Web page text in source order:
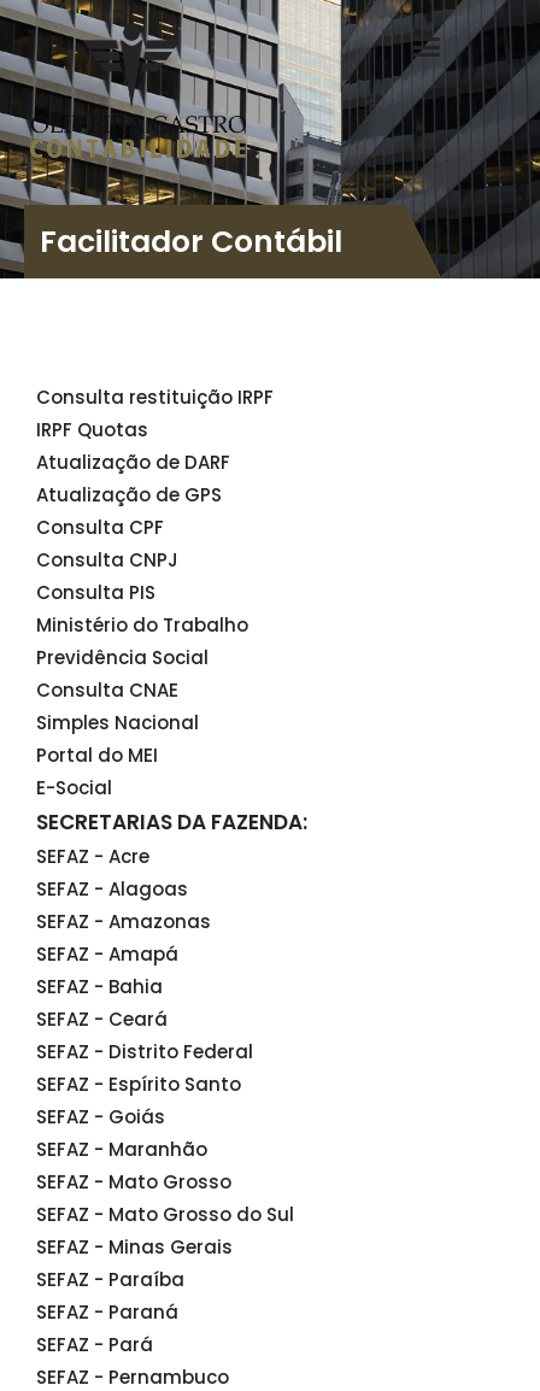
Facilitador Contábil
Consulta restituição IRPF
IRPF Quotas
Atualização de DARF
Atualização de GPS
Consulta CPF
Consulta CNPJ
Consulta PIS
Ministério do Trabalho
Previdência Social
Consulta CNAE
Simples Nacional
Portal do MEI
E-Social
SECRETARIAS DA FAZENDA:
SEFAZ - Acre
SEFAZ - Alagoas
SEFAZ - Amazonas
SEFAZ - Amapá
SEFAZ - Bahia
SEFAZ - Ceará
SEFAZ - Distrito Federal
SEFAZ - Espírito Santo
SEFAZ - Goiás
SEFAZ - Maranhão
SEFAZ - Mato Grosso
SEFAZ - Mato Grosso do Sul
SEFAZ - Minas Gerais
SEFAZ - Paraíba
SEFAZ - Paraná
SEFAZ - Pará
SEFAZ - Pernambuco